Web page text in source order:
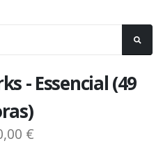
- Essencial (49
€